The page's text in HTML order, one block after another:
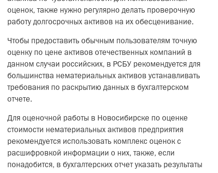
оценок, также нужно регулярно делать проверочную
работу долгосрочных активов на их обесценивание.
Чтобы предоставить обычным пользователям точную
оценку по цене активов отечественных компаний в
данном случаи российских, в РСБУ рекомендуется для
большинства нематериальных активов устанавливать
требования по раскрытию данных в бухгалтерском
отчете.
Для оценочной работы в Новосибирске по оценке
стоимости нематериальных активов предприятия
рекомендуется использовать комплекс оценок с
расшифровкой информации о них, также, если
понадобится, в бухгалтерских отчет указать результаты